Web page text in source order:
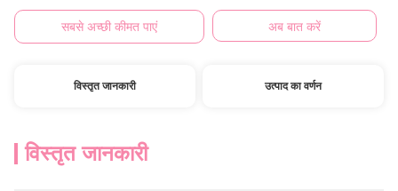
सबसे अच्छी कीमत पाएं अब बात करें
विस्तृत जानकारी उत्पाद का वर्णन
विस्तृत जानकारी